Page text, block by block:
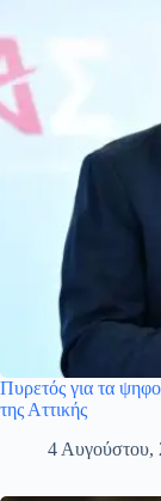
Πυρετός για τα
της Αττικής
4 Αυγούστου,